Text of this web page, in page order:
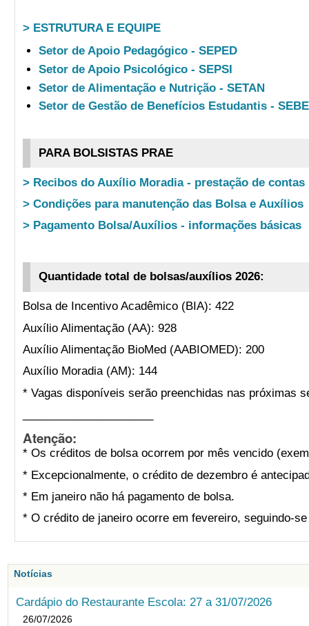
> ESTRUTURA E EQUIPE
Setor de Apoio Pedagógico - SEPED
Setor de Apoio Psicológico - SEPSI
Setor de Alimentação e Nutrição - SETAN
Setor de Gestão de Benefícios Estudantis -
PARA BOLSISTAS PRAE
> Recibos do Auxílio Moradia - prestação de contas
> Condições para manutenção das Bolsa e Auxílios
> Pagamento Bolsa/Auxílios - informações básicas
Quantidade total de bolsas/auxílios 2026:
Bolsa de Incentivo Acadêmico (BIA): 422
Auxílio Alimentação (AA): 928
Auxílio Alimentação BioMed (AABIOMED): 200
Auxílio Moradia (AM): 144
* Vagas disponíveis serão preenchidas nas próximas
Atenção:
* Os créditos de bolsa ocorrem por mês vencido
* Excepcionalmente, o crédito de dezembro é
* Em janeiro não há pagamento de bolsa.
* O crédito de janeiro ocorre em fevereiro, seguindo-
Notícias
Cardápio do Restaurante Escola: 27 a 31/07/2026
26/07/2026